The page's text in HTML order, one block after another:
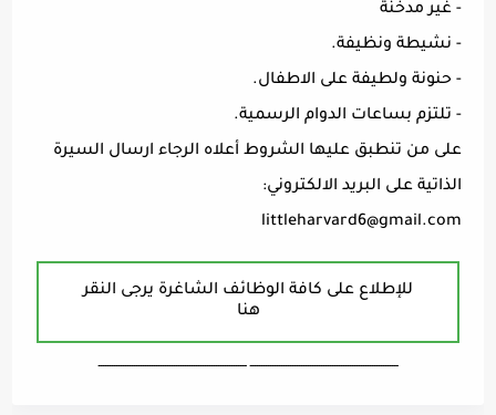
- غير مدخنة
- نشيطة ونظيفة.
- حنونة ولطيفة على الاطفال.
- تلتزم بساعات الدوام الرسمية.
على من تنطبق عليها الشروط أعلاه الرجاء ارسال السيرة
الذاتية على البريد الالكتروني:
littleharvard6@gmail.com
للإطلاع على كافة الوظائف الشاغرة يرجى النقر
هنا
ـــــــــــــــــــــــــــــــــــــــــــــــــــــــــــــــــــ ـــــــــــــــــــــــــــــــــــــــــــــــــــــــــــــــــــ